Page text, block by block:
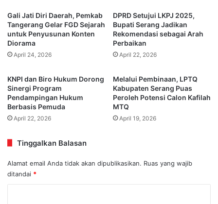
Gali Jati Diri Daerah, Pemkab
Tangerang Gelar FGD Sejarah
untuk Penyusunan Konten
Diorama
April 24, 2026
DPRD Setujui LKPJ 2025,
Bupati Serang Jadikan
Rekomendasi sebagai Arah
Perbaikan
April 22, 2026
KNPI dan Biro Hukum Dorong
Sinergi Program
Pendampingan Hukum
Berbasis Pemuda
April 22, 2026
Melalui Pembinaan, LPTQ
Kabupaten Serang Puas
Peroleh Potensi Calon Kafilah
MTQ
April 19, 2026
Tinggalkan Balasan
Alamat email Anda tidak akan dipublikasikan. Ruas yang wajib
ditandai *